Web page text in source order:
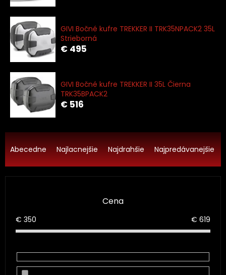
GIVI Bočné kufre TREKKER II TRK35NPACK2 35L
Strieborná
€ 495
GIVI Bočné kufre TREKKER II 35L Čierna
TRK35BPACK2
€ 516
R
a
d
e
Abecedne Najlacnejšie Najdrahšie Najpredávanejšie
Cena
€ 350 € 619